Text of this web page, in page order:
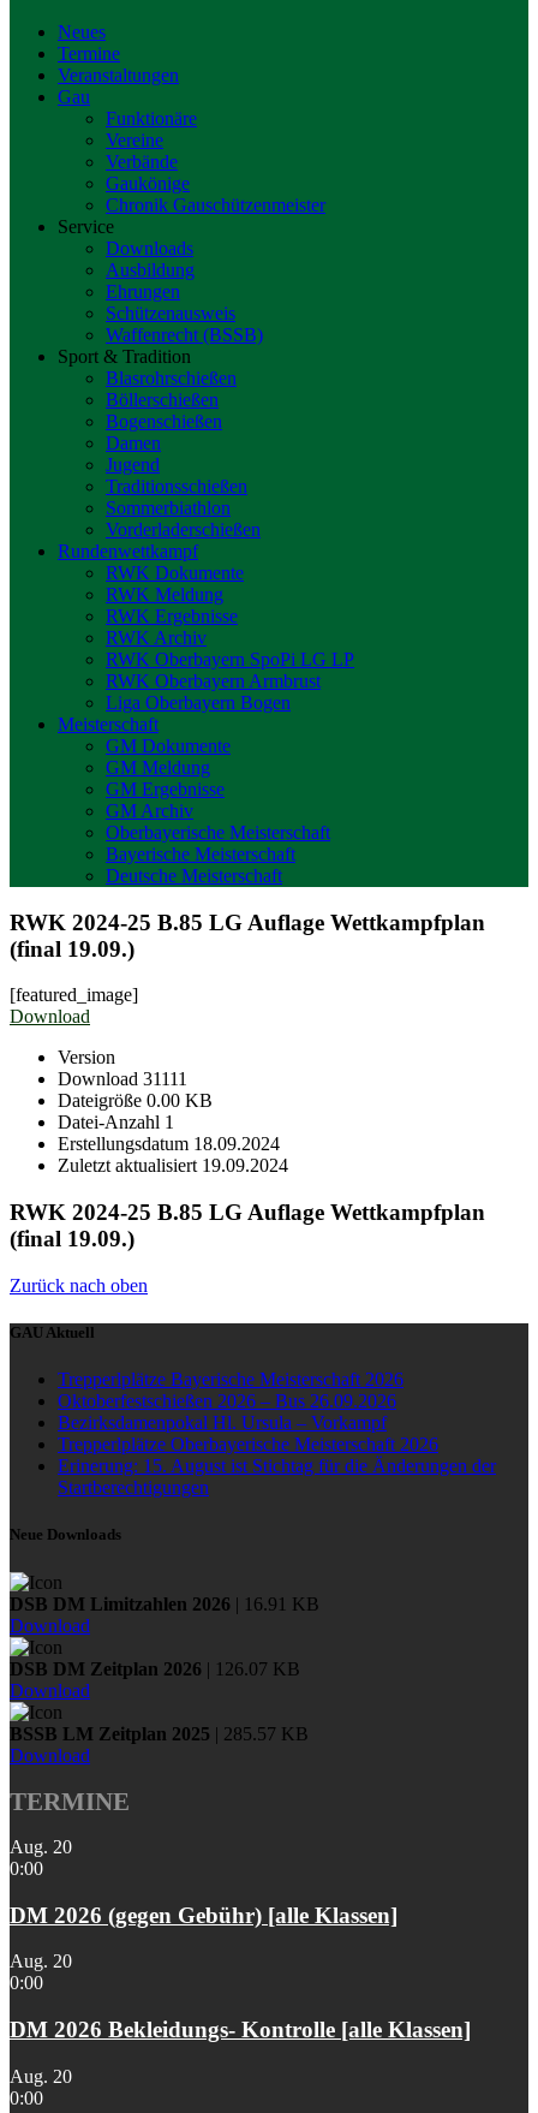
Neues
Termine
Veranstaltungen
Gau
Funktionäre
Vereine
Verbände
Gaukönige
Chronik Gauschützenmeister
Service
Downloads
Ausbildung
Ehrungen
Schützenausweis
Waffenrecht (BSSB)
Sport & Tradition
Blasrohrschießen
Böllerschießen
Bogenschießen
Damen
Jugend
Traditionsschießen
Sommerbiathlon
Vorderladerschießen
Rundenwettkampf
RWK Dokumente
RWK Meldung
RWK Ergebnisse
RWK Archiv
RWK Oberbayern SpoPi LG LP
RWK Oberbayern Armbrust
Liga Oberbayern Bogen
Meisterschaft
GM Dokumente
GM Meldung
GM Ergebnisse
GM Archiv
Oberbayerische Meisterschaft
Bayerische Meisterschaft
Deutsche Meisterschaft
RWK 2024-25 B.85 LG Auflage Wettkampfplan
(final 19.09.)
[featured_image]
Download
Version
Download 31111
Dateigröße 0.00 KB
Datei-Anzahl 1
Erstellungsdatum 18.09.2024
Zuletzt aktualisiert 19.09.2024
RWK 2024-25 B.85 LG Auflage Wettkampfplan
(final 19.09.)
Zurück nach oben
GAU Aktuell
Trepperlplätze Bayerische Meisterschaft 2026
Oktoberfestschießen 2026 – Bus 26.09.2026
Bezirksdamenpokal Hl. Ursula – Vorkampf
Trepperlplätze Oberbayerische Meisterschaft 2026
Erinerung: 15. August ist Stichtag für die Änderungen der
Startberechtigungen
Neue Downloads
DSB DM Limitzahlen 2026 | 16.91 KB
Download
DSB DM Zeitplan 2026 | 126.07 KB
Download
BSSB LM Zeitplan 2025 | 285.57 KB
Download
TERMINE
Aug. 20
0:00
DM 2026 (gegen Gebühr) [alle Klassen]
Aug. 20
0:00
DM 2026 Bekleidungs- Kontrolle [alle Klassen]
Aug. 20
0:00